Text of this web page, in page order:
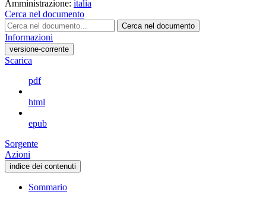
Amministrazione: italia
Cerca nel documento
Cerca nel documento
Informazioni
versione-corrente
Scarica
pdf
html
epub
Sorgente
Azioni
indice dei contenuti
Sommario